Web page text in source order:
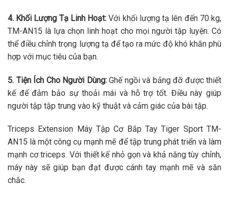
4. Khối Lượng Tạ Linh Hoạt: Với khối lượng tạ lên đến 70 kg,
TM-AN15 là lựa chọn linh hoạt cho mọi người tập luyện. Có
thể điều chỉnh trọng lượng tạ để tạo ra mức độ khó khăn phù
hợp với mục tiêu của bạn.
5. Tiện Ích Cho Người Dùng:Ghế ngồi và bảng đỡ được thiết
kế để đảm bảo sự thoải mái và hỗ trợ tốt. Điều này giúp
người tập tập trung vào kỹ thuật và cảm giác của bài tập.
Triceps Extension Máy Tập Cơ Bắp Tay Tiger Sport TM-
AN15 là một công cụ mạnh mẽ để tập trung phát triển và làm
mạnh cơ triceps. Với thiết kế nhỏ gọn và khả năng tùy chỉnh,
máy này sẽ giúp bạn đạt được cánh tay mạnh mẽ và săn
chắc.